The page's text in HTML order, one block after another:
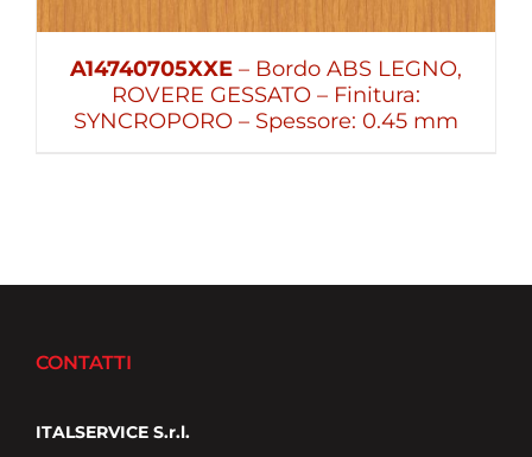
A14740705XXE – Bordo ABS LEGNO,
ROVERE GESSATO – Finitura:
SYNCROPORO – Spessore: 0.45 mm
CONTATTI
ITALSERVICE S.r.l.